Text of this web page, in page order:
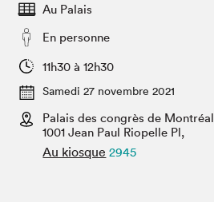
Espace exposant⋅e⋅s
Espace enseignant·e·s
SLM PRO
Salon au Palais
Salon dans la ville et en ligne
Projets partenaires
Au Palais
En personne
11h30 à 12h30
Samedi 27 novembre 2021
Palais des congrès de Montréal
1001 Jean Paul Riopelle Pl,
Au kiosque 2945